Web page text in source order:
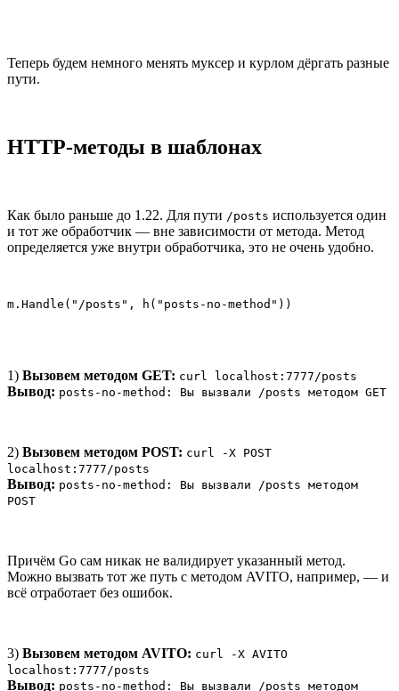
Теперь будем немного менять муксер и курлом дёргать разные
пути.
HTTP-методы в шаблонах
Как было раньше до 1.22. Для пути /posts используется один
и тот же обработчик — вне зависимости от метода. Метод
определяется уже внутри обработчика, это не очень удобно.
m.Handle("/posts", h("posts-no-method"))
1) Вызовем методом GET: curl localhost:7777/posts
Вывод: posts-no-method: Вы вызвали /posts методом GET
2) Вызовем методом POST: curl -X POST
localhost:7777/posts
Вывод: posts-no-method: Вы вызвали /posts методом
POST
Причём Go сам никак не валидирует указанный метод.
Можно вызвать тот же путь с методом AVITO, например, — и
всё отработает без ошибок.
3) Вызовем методом AVITO: curl -X AVITO
localhost:7777/posts
Вывод: posts-no-method: Вы вызвали /posts методом